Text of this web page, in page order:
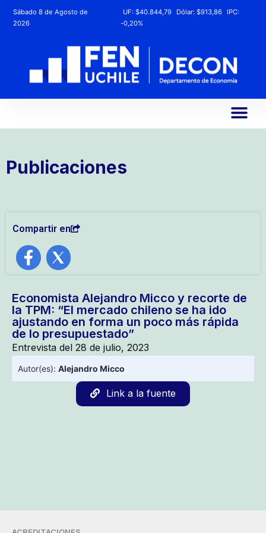
Sábado 8 de Agosto de
2026
UF:$40.844,79 Dólar:$913,86
IPC:
-0,20%
Publicaciones
Compartir en
Economista Alejandro Micco y recorte de
la TPM: “El mercado chileno se ha ido
ajustando en forma un poco más rápida
de lo presupuestado”
Entrevista del 28 de julio, 2023
Autor(es): Alejandro Micco
Link a la fuente